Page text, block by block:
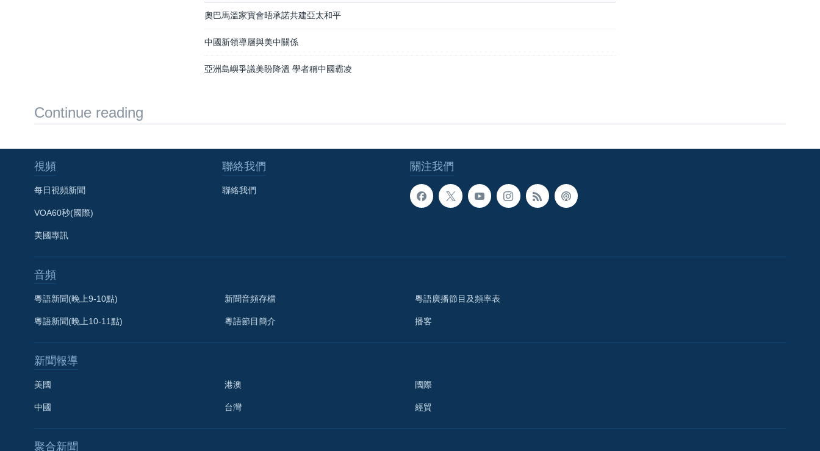
奧巴馬溫家寶會晤承諾共建亞太和平
中國新領導層與美中關係
亞洲島嶼爭議美盼降溫 學者稱中國霸凌
Continue reading
關注我們
視頻
每日視頻新聞
VOA60秒(國際)
美國專訊
聯絡我們
聯絡我們
音頻
粵語新聞(晚上9-10點)
粵語新聞(晚上10-11點)
新聞音頻存檔
粵語節目簡介
粵語廣播節目及頻率表
播客
新聞報導
美國
中國
港澳
台灣
國際
經貿
聚合新聞